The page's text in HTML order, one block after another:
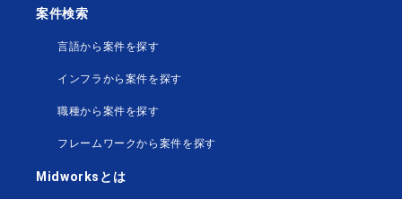
案件検索
言語から案件を探す
インフラから案件を探す
職種から案件を探す
フレームワークから案件を探す
Midworksとは